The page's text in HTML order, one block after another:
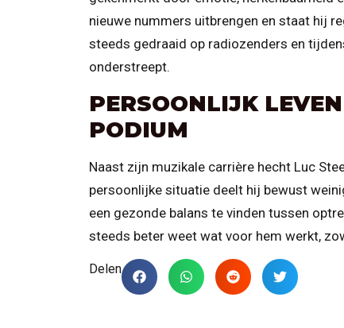
nieuwe nummers uitbrengen en staat hij
steeds gedraaid op radiozenders en
onderstreept.
PERSOONLIJK
PODIUM
Naast zijn muzikale carrière hecht Luc
persoonlijke situatie deelt hij bewust
een gezonde balans te vinden tussen
steeds beter weet wat voor hem werkt,
Delen